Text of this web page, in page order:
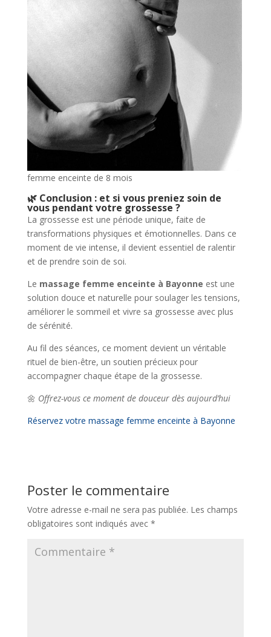
femme enceinte de 8 mois
🌿 Conclusion : et si vous preniez soin de
vous pendant votre grossesse ?
La grossesse est une période unique, faite de
transformations physiques et émotionnelles. Dans ce
moment de vie intense, il devient essentiel de ralentir
et de prendre soin de soi.
Le massage femme enceinte à Bayonne est une
solution douce et naturelle pour soulager les tensions,
améliorer le sommeil et vivre sa grossesse avec plus
de sérénité.
Au fil des séances, ce moment devient un véritable
rituel de bien-être, un soutien précieux pour
accompagner chaque étape de la grossesse.
🌼 Offrez-vous ce moment de douceur dès aujourd’hui
Réservez votre massage femme enceinte à Bayonne
Poster le commentaire
Votre adresse e-mail ne sera pas publiée. Les champs
obligatoires sont indiqués avec *